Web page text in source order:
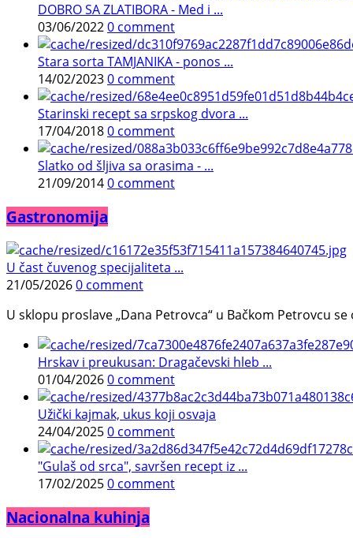
DOBRO SA ZLATIBORA - Med i ...
03/06/20220 comment
Stara sorta TAMJANIKA - ponos ...
14/02/20230 comment
Starinski recept sa srpskog dvora ...
17/04/20180 comment
Slatko od šljiva sa orasima - ...
21/09/20140 comment
Gastronomija
U čast čuvenog specijaliteta ...
21/05/20260 comment
U sklopu proslave „Dana Petrovca“ u Bačkom Petrovcu
Hrskav i preukusan: Dragačevski hleb ...
01/04/20260 comment
Užički kajmak, ukus koji osvaja
24/04/20250 comment
"Gulaš od srca", savršen recept iz ...
17/02/20250 comment
Nacionalna kuhinja